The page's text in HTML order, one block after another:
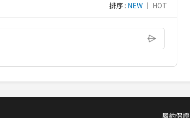
排序 : NEW ｜ HOT
履約保證